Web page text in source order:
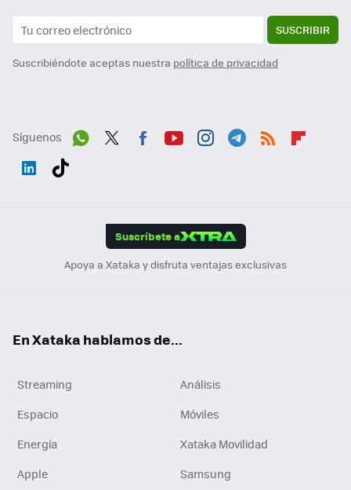
SUSCRIBIR
Suscribiéndote aceptas nuestra política de privacidad
Síguenos
Suscríbete a
Apoya a Xataka y disfruta ventajas exclusivas
En Xataka hablamos de...
Streaming
Análisis
Espacio
Móviles
Energía
Xataka Movilidad
Apple
Samsung